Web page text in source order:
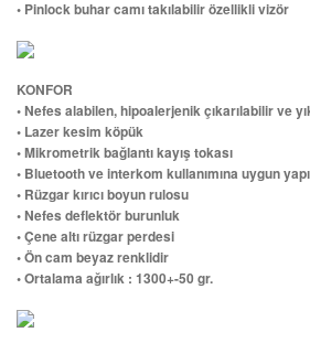
• Pinlock buhar camı takılabilir özellikli vizör
KONFOR
• Nefes alabilen, hipoalerjenik çıkarılabilir ve
• Lazer kesim köpük
• Mikrometrik bağlantı kayış tokası
• Bluetooth ve interkom kullanımına uygun yapı
• Rüzgar kırıcı boyun rulosu
• Nefes deflektör burunluk
• Çene altı rüzgar perdesi
• Ön cam beyaz renklidir
• Ortalama ağırlık : 1300+-50 gr.